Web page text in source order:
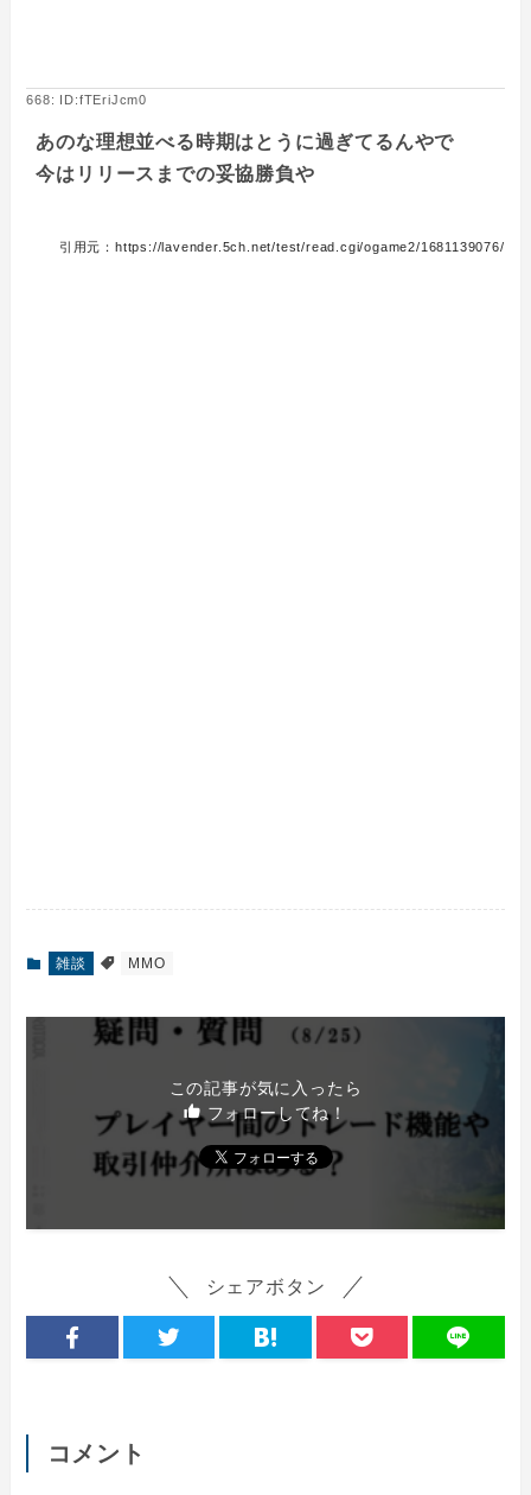
668: ID:fTEriJcm0
あのな理想並べる時期はとうに過ぎてるんやで
今はリリースまでの妥協勝負や
引用元：https://lavender.5ch.net/test/read.cgi/ogame2/1681139076/
雑談 MMO
この記事が気に入ったら
フォローしてね！
シェアボタン
コメント